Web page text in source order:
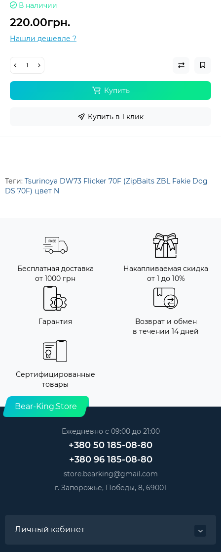
В наличии
220.00грн.
Нашли дешевле ?
Купить
Купить в 1 клик
Теги: Tsurinoya DW73 Flicker 70F (ZipBaits ZBL Fakie Dog
DS 70F) цвет N
Бесплатная доставка
от 1000 грн
Накапливаемая скидка
от 1 до 10%
Гарантия
Возврат и обмен
в течении 14 дней
Сертифицированные
товары
Bear-King.Store
Ежедневно с 09:00 до 21:00
+380 50 185-08-80
+380 96 185-08-80
store.bearking@gmail.com
г. Запорожье, Победы, 8, 69001
Личный кабинет